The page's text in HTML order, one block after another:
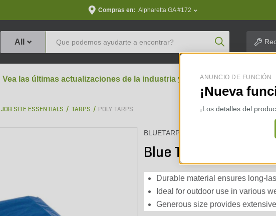
Compras en: Alpharetta GA #172
All Product Search
Vea las últimas actualizaciones de la industria y perspectivas
JOB SITE ESSENTIALS TARPS POLY TARPS
BLUETARP
Blue Tarp 9 ft. 9 in. x
Durable material ensures long-
Ideal for outdoor use in various
Generous size provides
ANUNCIO DE FUNCIÓN
¡Nueva
¡Los detalles del